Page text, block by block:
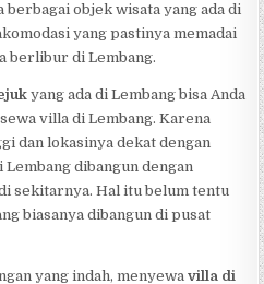
berbagai objek wisata yang ada di
yang pastinya memadai
berlibur di Lembang.
yang ada di Lembang bisa Anda
villa di Lembang. Karena
dan lokasinya dekat dengan
dibangun dengan
sekitarnya. Hal itu belum tentu
biasanya dibangun di pusat
yang indah, menyewavilla di